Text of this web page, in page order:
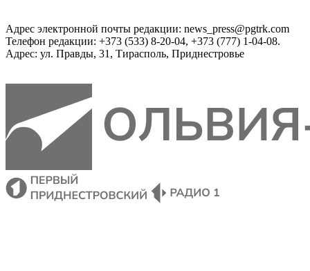
Адрес электронной почты редакции: news_press@pgtrk.com
Телефон редакции: +373 (533) 8-20-04, +373 (777) 1-04-08.
Адрес: ул. Правды, 31, Тирасполь, Приднестровье